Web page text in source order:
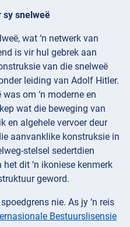
sy snelweë
wat ‘n netwerk van
is vir hul gebrek aan
van die snelweë
leiding van Adolf Hitler.
om ‘n moderne en
wat die beweging van
en algehele vervoer deur
aanvanklike konstruksie in
stelsel sedertdien
dit ‘n ikoniese kenmerk
geword.
nie. As jy ‘n reis
Bestuurslisensie